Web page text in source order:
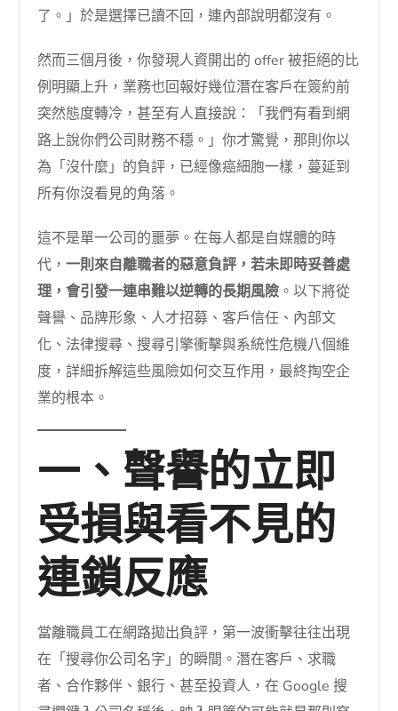
了。」於是選擇已讀不回，連內部說明都沒有。
然而三個月後，你發現人資開出的 offer 被拒絕的比
例明顯上升，業務也回報好幾位潛在客戶在簽約前
突然態度轉冷，甚至有人直接說：「我們有看到網
路上說你們公司財務不穩。」你才驚覺，那則你以
為「沒什麼」的負評，已經像癌細胞一樣，蔓延到
所有你沒看見的角落。
這不是單一公司的噩夢。在每人都是自媒體的時
代，一則來自離職者的惡意負評，若未即時妥善處
理，會引發一連串難以逆轉的長期風險 。以下將從
聲譽、品牌形象、人才招募、客戶信任、內部文
化、法律搜尋、搜尋引擎衝擊與系統性危機八個維
度，詳細拆解這些風險如何交互作用，最終掏空企
業的根本。
一、聲譽的立即
受損與看不見的
連鎖反應
當離職員工在網路拋出負評，第一波衝擊往往出現
在「搜尋你公司名字」的瞬間。潛在客戶、求職
者、合作夥伴、銀行、甚至投資人，在 Google 搜